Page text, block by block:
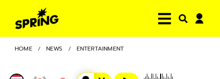
HOME NEWS ENTERTAINMENT